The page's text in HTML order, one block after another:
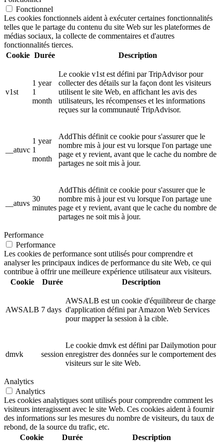
Fonctionnel
Les cookies fonctionnels aident à exécuter certaines fonctionnalités
telles que le partage du contenu du site Web sur les plateformes de
médias sociaux, la collecte de commentaires et d'autres
fonctionnalités tierces.
Cookie Durée Description
v1st
1 year
1
month
Le cookie v1st est défini par TripAdvisor pour
collecter des détails sur la façon dont les visiteurs
utilisent le site Web, en affichant les avis des
utilisateurs, les récompenses et les informations
reçues sur la communauté TripAdvisor.
__atuvc
1 year
1
month
AddThis définit ce cookie pour s'assurer que le
nombre mis à jour est vu lorsque l'on partage une
page et y revient, avant que le cache du nombre de
partages ne soit mis à jour.
__atuvs
30
minutes
AddThis définit ce cookie pour s'assurer que le
nombre mis à jour est vu lorsque l'on partage une
page et y revient, avant que le cache du nombre de
partages ne soit mis à jour.
Performance
Performance
Les cookies de performance sont utilisés pour comprendre et
analyser les principaux indices de performance du site Web, ce qui
contribue à offrir une meilleure expérience utilisateur aux visiteurs.
Cookie
Durée Description
AWSALB 7 days
AWSALB est un cookie d'équilibreur de charge
d'application défini par Amazon Web Services
pour mapper la session à la cible.
dmvk session
Le cookie dmvk est défini par Dailymotion pour
enregistrer des données sur le comportement des
visiteurs sur le site Web.
Analytics
Analytics
Les cookies analytiques sont utilisés pour comprendre comment les
visiteurs interagissent avec le site Web. Ces cookies aident à fournir
des informations sur les mesures du nombre de visiteurs, du taux de
rebond, de la source du trafic, etc.
Cookie
Durée Description